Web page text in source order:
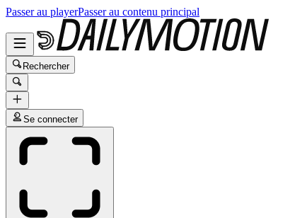
Passer au playerPasser au contenu principal
Rechercher
Se connecter